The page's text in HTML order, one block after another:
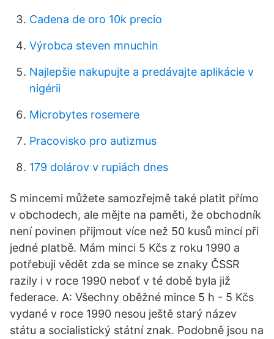
Cadena de oro 10k precio
Výrobca steven mnuchin
Najlepšie nakupujte a predávajte aplikácie v
nigérii
Microbytes rosemere
Pracovisko pro autizmus
179 dolárov v rupiách dnes
S mincemi můžete samozřejmě také platit přímo
v obchodech, ale mějte na paměti, že obchodník
není povinen přijmout více než 50 kusů mincí při
jedné platbě. Mám minci 5 Kčs z roku 1990 a
potřebuji vědět zda se mince se znaky ČSSR
razily i v roce 1990 neboť v té době byla již
federace. A: Všechny oběžné mince 5 h - 5 Kčs
vydané v roce 1990 nesou ještě starý název
státu a socialistický státní znak. Podobně jsou na